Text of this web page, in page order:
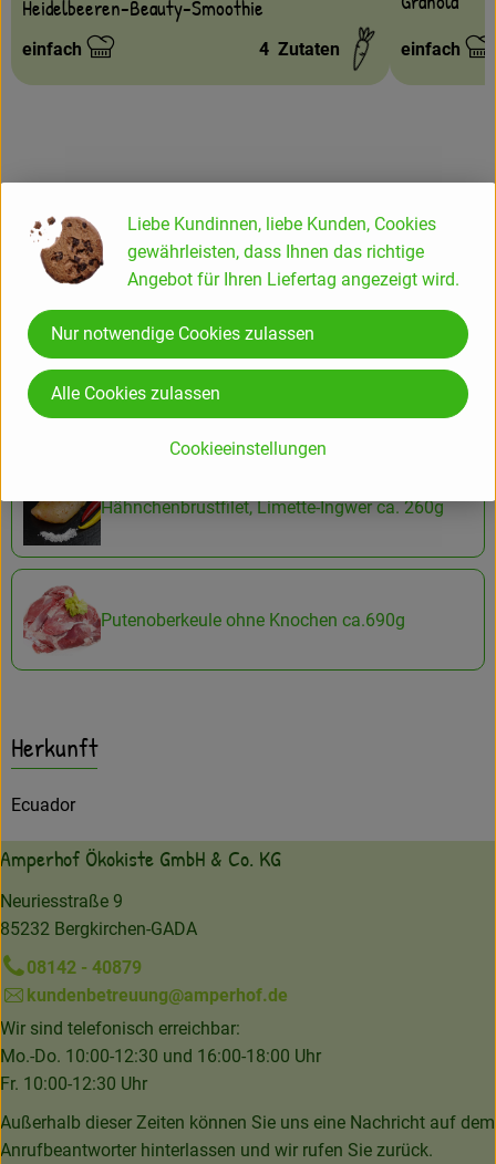
Heidelbeeren-Beauty-Smoothie
Schwierigkeit:
einfach 4 Zutaten einfach
Produktinformationen
Verwendet oder empfohlen bei
Hähnchenbrustfilet, Limette-Ingwer ca. 260g
Putenoberkeule ohne Knochen ca.690g
Herkunft
Ecuador
Amperhof Ökokiste GmbH & Co. KG
Neuriesstraße 9
85232 Bergkirchen-GADA
08142 - 40879
kundenbetreuung@amperhof.de
Wir sind telefonisch erreichbar:
Mo.-Do. 10:00-12:30 und 16:00-18:00 Uhr
Fr. 10:00-12:30 Uhr
Außerhalb dieser Zeiten können Sie uns eine Nachricht auf dem
Anrufbeantworter hinterlassen und wir rufen Sie zurück.
Liebe Kundinnen, liebe Kunden, Cookies
gewährleisten, dass Ihnen das richtige
Angebot für Ihren Liefertag angezeigt wird.
Cookieeinstellungen
Nur notwendige Cookies zulassen
Alle Cookies zulassen